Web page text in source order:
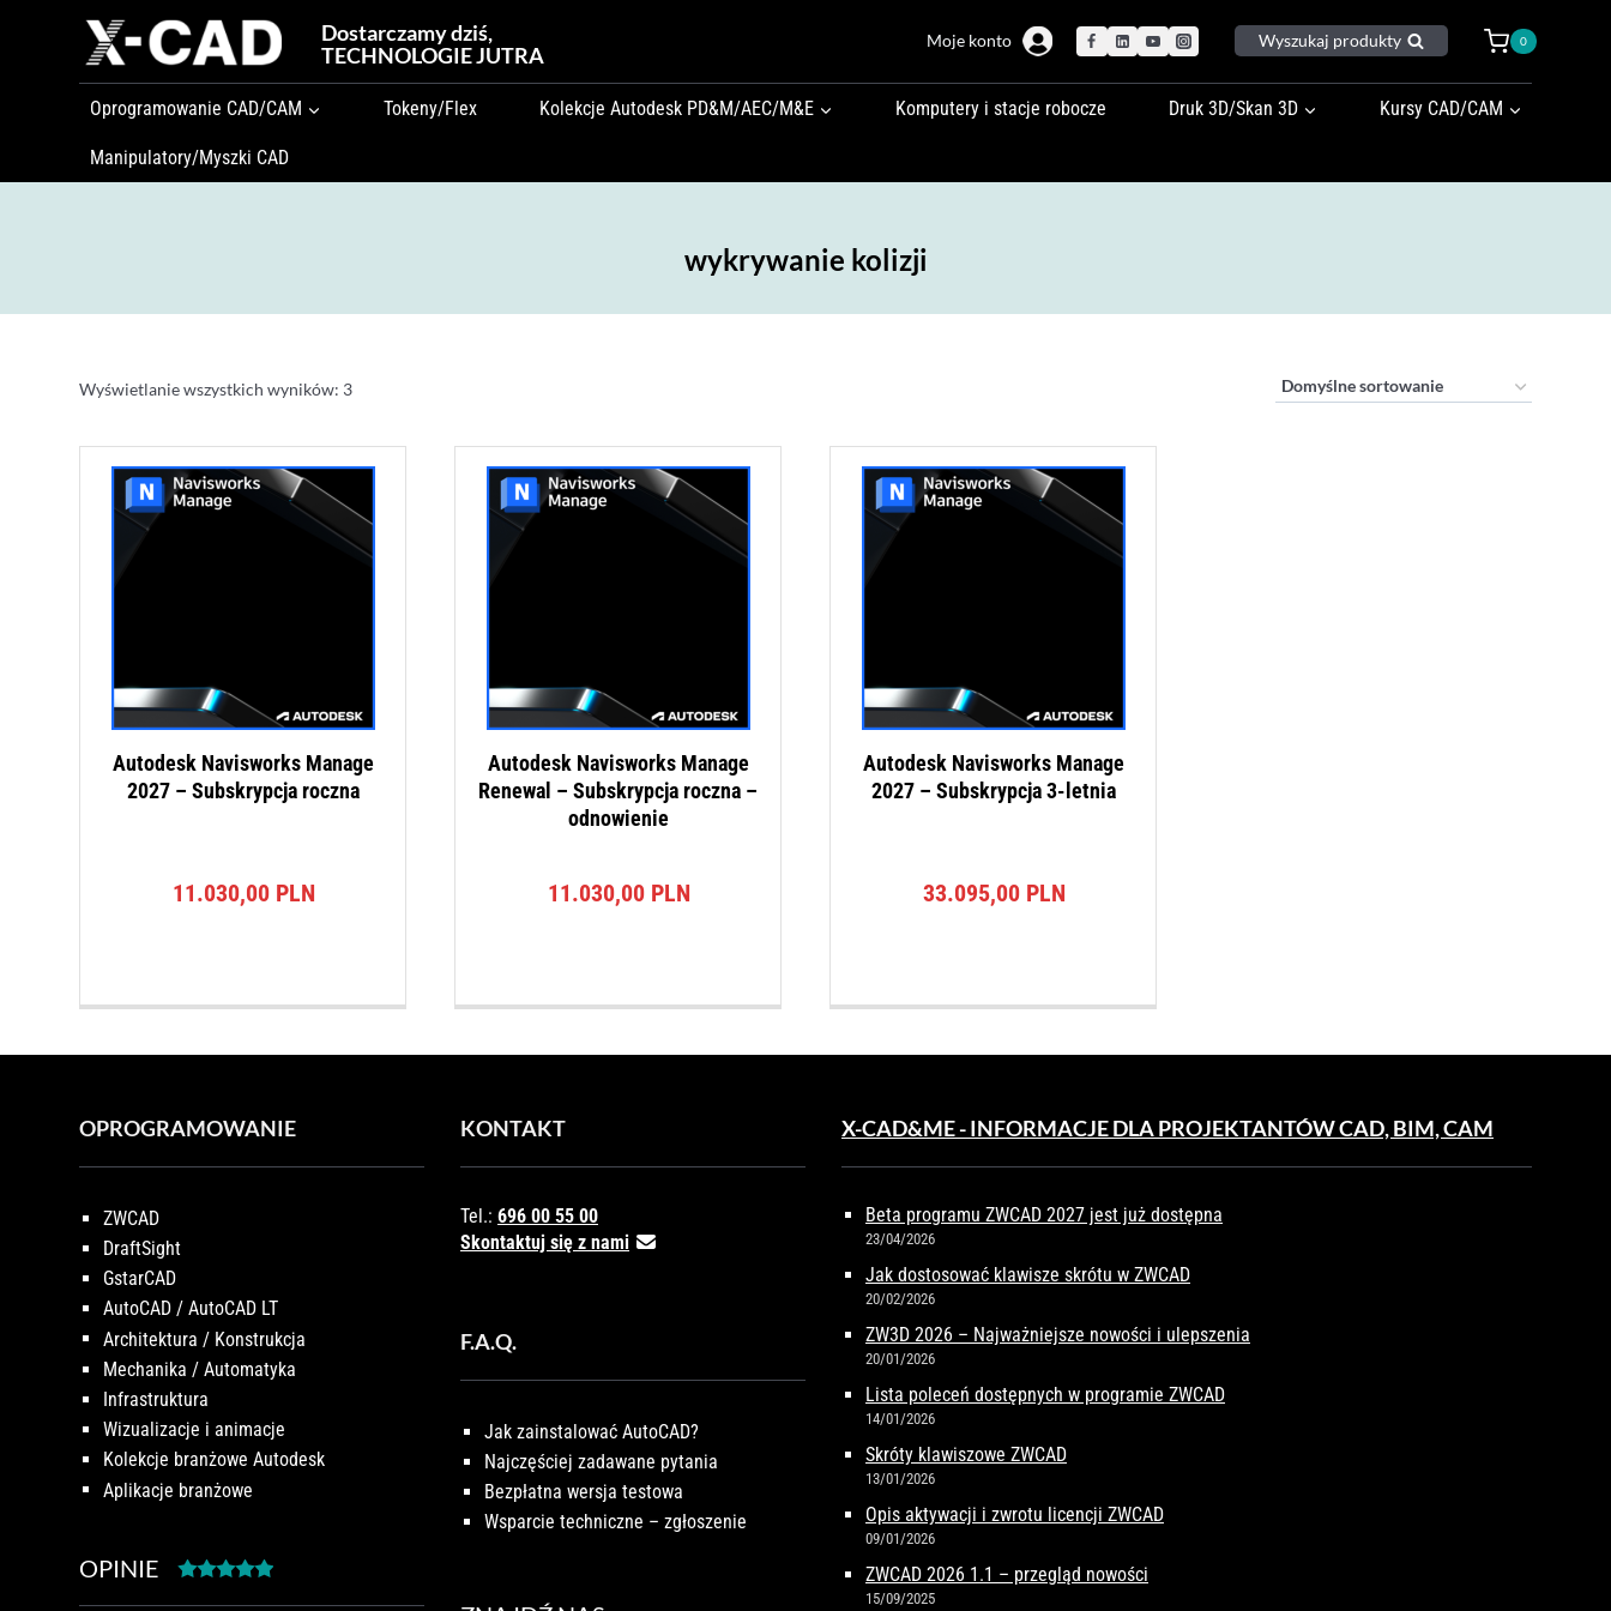
Dostarczamy dziś,
TECHNOLOGIE JUTRA
Moje konto Wyszukaj produkty 0
Oprogramowanie CAD/CAM Tokeny/Flex Kolekcje Autodesk PD&M/AEC/M&E Komputery i stacje robocze Druk 3D/Skan 3D Kursy CAD/CAM
Manipulatory/Myszki CAD
wykrywanie kolizji
Wyświetlanie wszystkich wyników: 3
Autodesk Navisworks Manage
2027 – Subskrypcja roczna
11.030,00 PLN
Autodesk Navisworks Manage
Renewal – Subskrypcja roczna –
odnowienie
11.030,00 PLN
Autodesk Navisworks Manage
2027 – Subskrypcja 3-letnia
33.095,00 PLN
OPROGRAMOWANIE
ZWCAD
DraftSight
GstarCAD
AutoCAD / AutoCAD LT
Architektura / Konstrukcja
Mechanika / Automatyka
Infrastruktura
Wizualizacje i animacje
Kolekcje branżowe Autodesk
Aplikacje branżowe
OPINIE
KONTAKT
Tel.: 696 00 55 00
Skontaktuj się z nami
F.A.Q.
Jak zainstalować AutoCAD?
Najczęściej zadawane pytania
Bezpłatna wersja testowa
Wsparcie techniczne – zgłoszenie
X-CAD&ME - INFORMACJE DLA PROJEKTANTÓW CAD, BIM, CAM
Beta programu ZWCAD 2027 jest już dostępna
23/04/2026
Jak dostosować klawisze skrótu w ZWCAD
20/02/2026
ZW3D 2026 – Najważniejsze nowości i ulepszenia
20/01/2026
Lista poleceń dostępnych w programie ZWCAD
14/01/2026
Skróty klawiszowe ZWCAD
13/01/2026
Opis aktywacji i zwrotu licencji ZWCAD
09/01/2026
ZWCAD 2026 1.1 – przegląd nowości
15/09/2025